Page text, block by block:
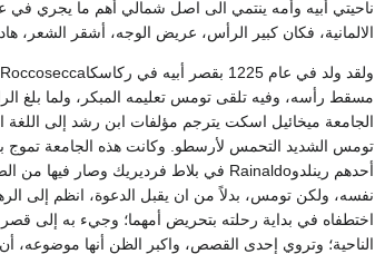
ناحيتي أبيه وأمه ينتمي الى اصل شمالي أهم ما يجري
الالمانية، فكان كبير الرأس، عريض الوجه، أشقر الشعر،
مسقط رأسه، وفيه تلقى تومس تعليمه المبكر، ولما
الجامعة ميخائيل اسكت يترجم مؤلفات ابن رشد إلى اللغة
تومس الشديد التحمس لأرسطو. وكانت هذه الجامعة تموج
الناحية؛ وتروي إحدى القصص، واكبر الظن أنها موضوعه،